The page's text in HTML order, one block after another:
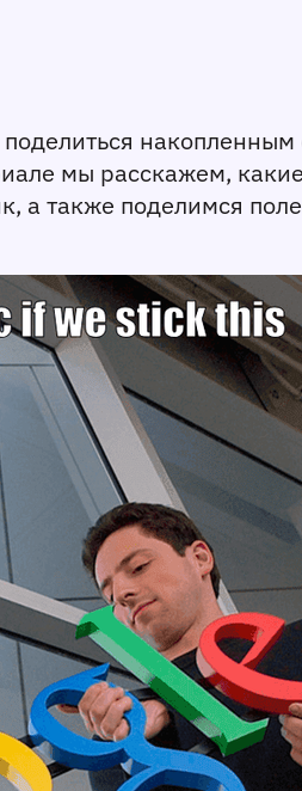
мы расскажем,
а также поделимся